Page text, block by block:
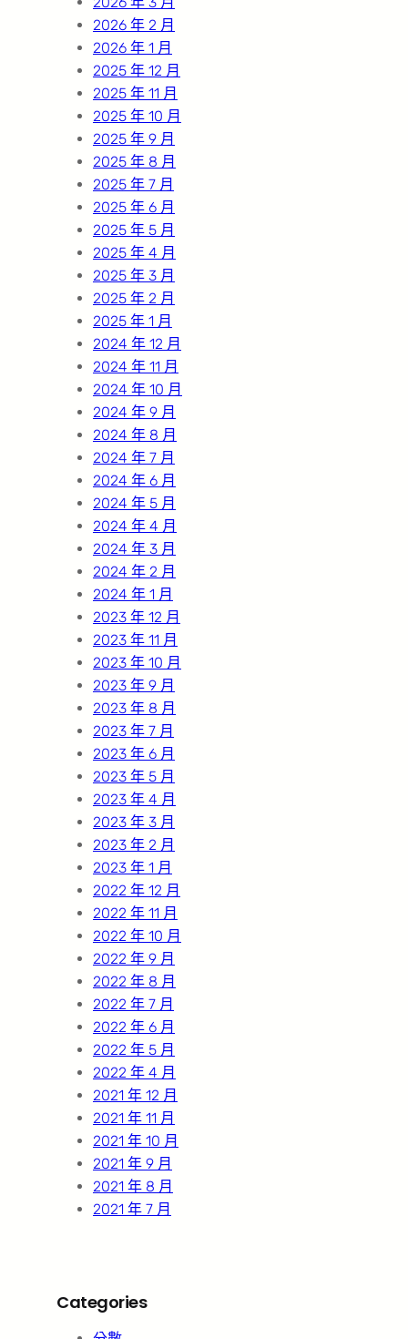
2026 年 2 月
2026 年 1 月
2025 年 12 月
2025 年 11 月
2025 年 10 月
2025 年 9 月
2025 年 8 月
2025 年 7 月
2025 年 6 月
2025 年 5 月
2025 年 4 月
2025 年 3 月
2025 年 2 月
2025 年 1 月
2024 年 12 月
2024 年 11 月
2024 年 10 月
2024 年 9 月
2024 年 8 月
2024 年 7 月
2024 年 6 月
2024 年 5 月
2024 年 4 月
2024 年 3 月
2024 年 2 月
2024 年 1 月
2023 年 12 月
2023 年 11 月
2023 年 10 月
2023 年 9 月
2023 年 8 月
2023 年 7 月
2023 年 6 月
2023 年 5 月
2023 年 4 月
2023 年 3 月
2023 年 2 月
2023 年 1 月
2022 年 12 月
2022 年 11 月
2022 年 10 月
2022 年 9 月
2022 年 8 月
2022 年 7 月
2022 年 6 月
2022 年 5 月
2022 年 4 月
2021 年 12 月
2021 年 11 月
2021 年 10 月
2021 年 9 月
2021 年 8 月
2021 年 7 月
Categories